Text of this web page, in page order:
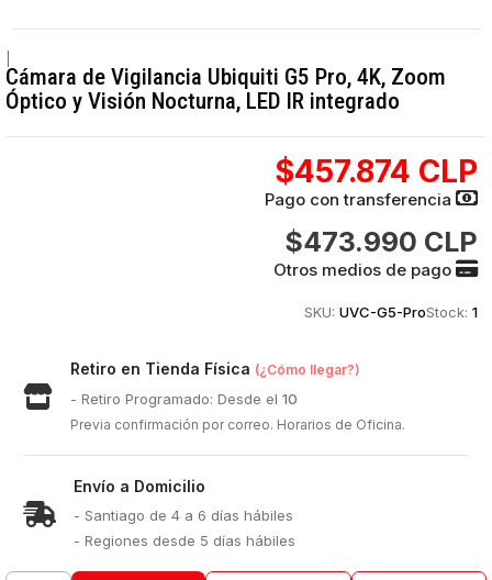
Cámara de Vigilancia Ubiquiti G5 Pro, 4K, Zoom
Óptico y Visión Nocturna, LED IR integrado
$457.874 CLP
Pago con transferencia
$473.990 CLP
Otros medios de pago
SKU: UVC-G5-ProStock: 1
Retiro en Tienda Física (¿Cómo llegar?)
- Retiro Programado: Desde el10
Previa confirmación por correo. Horarios de Oficina.
Envío a Domicilio
- Santiago de 4 a 6 días hábiles
- Regiones desde 5 días hábiles